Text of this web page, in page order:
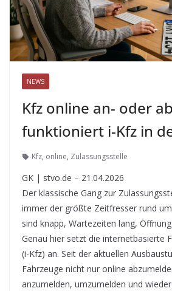
NEWS
Kfz online an- oder
funktioniert i-Kfz in
Kfz, online, Zulassungsstelle
GK | stvo.de – 21.04.2026
Der klassische Gang zur
immer der größte Zeitfresser rund
sind knapp, Wartezeiten lang,
Genau hier setzt die internetbasierte
(i-Kfz) an. Seit der aktuellen
Fahrzeuge nicht nur online
anzumelden, umzumelden und